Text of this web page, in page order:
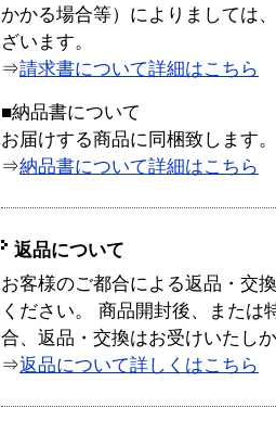
かかる場合等）によりましては
ざいます。
⇒請求書について詳細はこちら
■納品書について
お届けする商品に同梱致します。
⇒納品書について詳細はこちら
返品について
お客様のご都合による返品・交
ください。 商品開封後、または
合、返品・交換はお受けいたし
⇒返品について詳しくはこちら